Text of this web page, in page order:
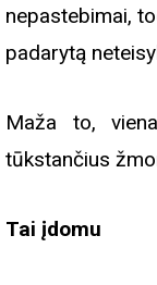
nepastebimai,
padarytą
Maža to,
tūkstančius
Tai įdomu